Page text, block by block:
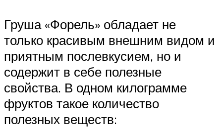
Груша «Форель» обладает не
только красивым внешним видом и
приятным послевкусием, но и
содержит в себе полезные
свойства. В одном килограмме
фруктов такое количество
полезных веществ: